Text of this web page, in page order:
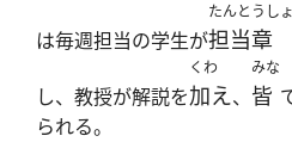
は毎週担当の学生が
たんとうし
担当章
し、教授が解説を
くわ
加え、
みな
皆
られる。